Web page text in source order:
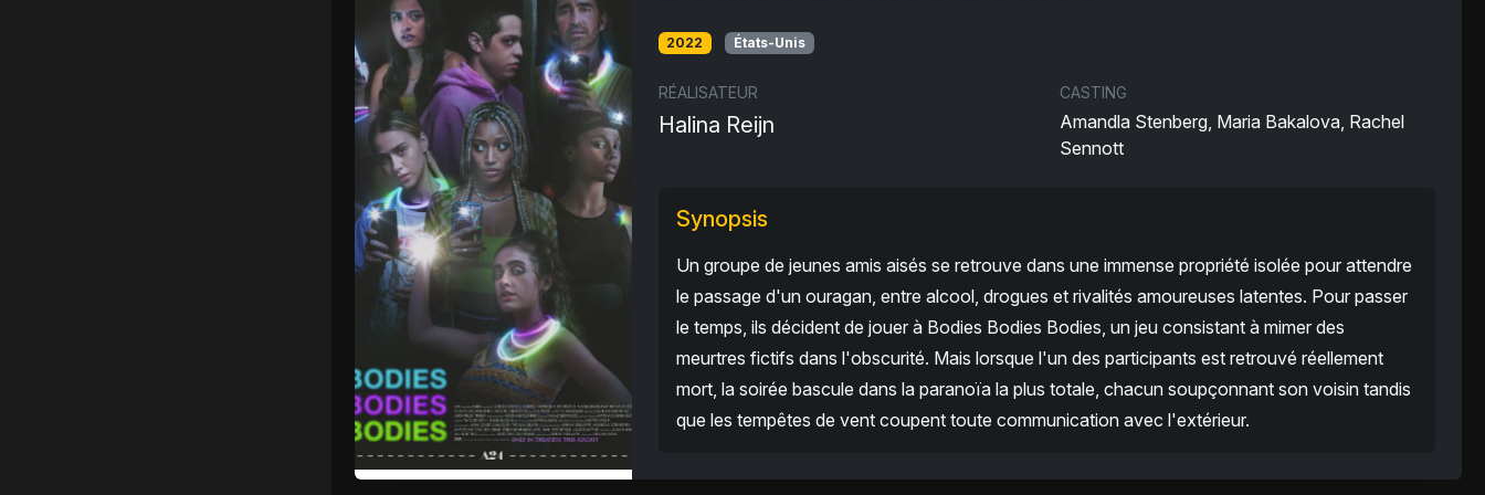
2022 États-Unis
RÉALISATEUR
Halina Reijn
CASTING
Amandla Stenberg, Maria Bakalova, Rachel
Sennott
Synopsis
Un groupe de jeunes amis aisés se retrouve dans une immense propriété isolée pour attendre
le passage d'un ouragan, entre alcool, drogues et rivalités amoureuses latentes. Pour passer
le temps, ils décident de jouer à Bodies Bodies Bodies, un jeu consistant à mimer des
meurtres fictifs dans l'obscurité. Mais lorsque l'un des participants est retrouvé réellement
mort, la soirée bascule dans la paranoïa la plus totale, chacun soupçonnant son voisin tandis
que les tempêtes de vent coupent toute communication avec l'extérieur.